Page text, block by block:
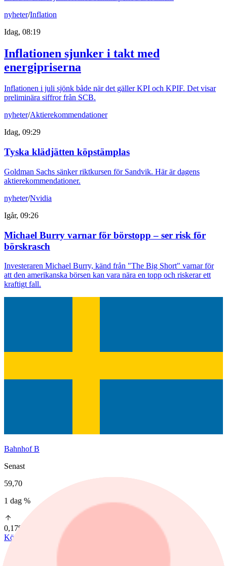
nyheter/Inflation
Idag, 08:19
Inflationen sjunker i takt med
energipriserna
Inflationen i juli sjönk både när det gäller KPI och KPIF. Det visar
preliminära siffror från SCB.
nyheter/Aktierekommendationer
Idag, 09:29
Tyska klädjätten köpstämplas
Goldman Sachs sänker riktkursen för Sandvik. Här är dagens
aktierekommendationer.
nyheter/Nvidia
Igår, 09:26
Michael Burry varnar för börstopp – ser risk för
börskrasch
Investeraren Michael Burry, känd från "The Big Short" varnar för
att den amerikanska börsen kan vara nära en topp och riskerar ett
kraftigt fall.
Bahnhof B
Senast
59,70
1 dag %
0,17%
Köp